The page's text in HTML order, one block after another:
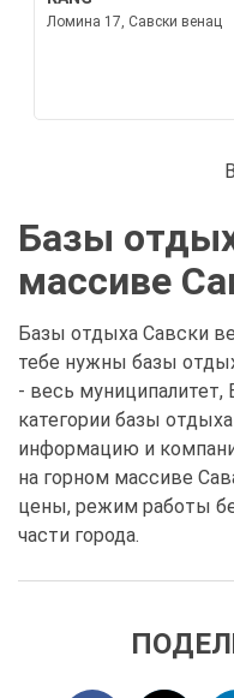
Ломина 17, Савски венац
Базы
массиве
Базы отдыха Савски
тебе нужны базы
- весь
категории базы
информацию и
на горном массиве
цены, режим работы
части города.